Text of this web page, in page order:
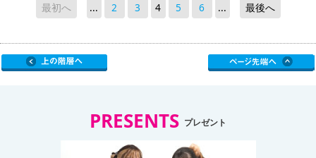
最初へ ... 2 3 4 5 6 ... 最後へ
PRESENTS プレゼント